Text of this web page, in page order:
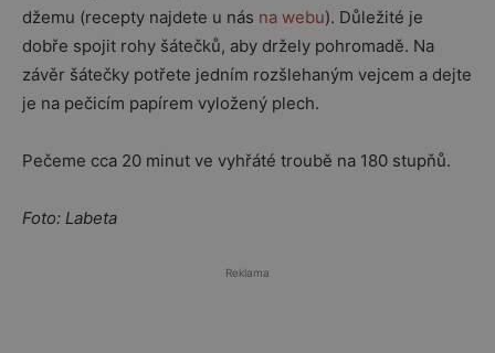
džemu (recepty najdete u nás na webu). Důležité je
dobře spojit rohy šátečků, aby držely pohromadě. Na
závěr šátečky potřete jedním rozšlehaným vejcem a dejte
je na pečicím papírem vyložený plech.
Pečeme cca 20 minut ve vyhřáté troubě na 180 stupňů.
Foto: Labeta
Reklama